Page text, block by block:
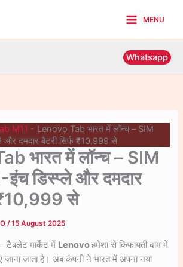
Menu
MENU
Whatsapp
M11 - Lenovo Tab भारत में लॉन्च – SIM
और दमदार बैटरी सिर्फ ₹10,999 से
भारत में लॉन्च – SIM
इंच डिस्प्ले और दमदार
₹10,999 से
/15 August 2025
टैबलेट मार्केट में Lenovoहमेशा से किफायती दाम में
जाता है। अब कंपनी ने भारत में अपना नया